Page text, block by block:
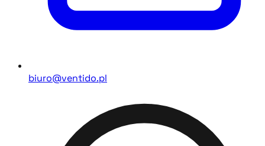
biuro@ventido.pl